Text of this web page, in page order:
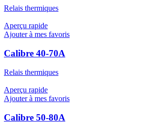
Relais thermiques
Aperçu rapide
Ajouter à mes favoris
Calibre 40-70A
Relais thermiques
Aperçu rapide
Ajouter à mes favoris
Calibre 50-80A